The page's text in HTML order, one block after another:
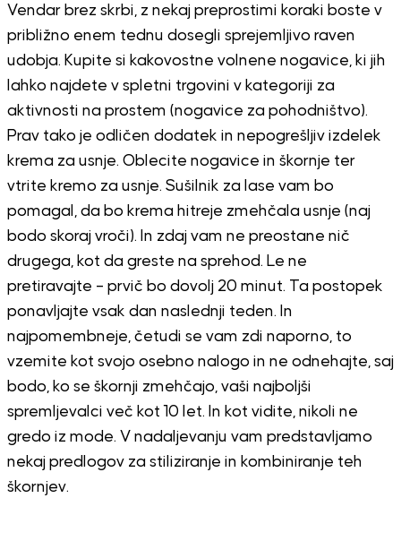
Vendar brez skrbi, z nekaj preprostimi koraki boste v
približno enem tednu dosegli sprejemljivo raven
udobja. Kupite si kakovostne volnene nogavice, ki jih
lahko najdete v spletni trgovini v kategoriji za
aktivnosti na prostem (nogavice za pohodništvo).
Prav tako je odličen dodatek in nepogrešljiv izdelek
krema za usnje. Oblecite nogavice in škornje ter
vtrite kremo za usnje. Sušilnik za lase vam bo
pomagal, da bo krema hitreje zmehčala usnje (naj
bodo skoraj vroči). In zdaj vam ne preostane nič
drugega, kot da greste na sprehod. Le ne
pretiravajte – prvič bo dovolj 20 minut. Ta postopek
ponavljajte vsak dan naslednji teden. In
najpomembneje, četudi se vam zdi naporno, to
vzemite kot svojo osebno nalogo in ne odnehajte, saj
bodo, ko se škornji zmehčajo, vaši najboljši
spremljevalci več kot 10 let. In kot vidite, nikoli ne
gredo iz mode. V nadaljevanju vam predstavljamo
nekaj predlogov za stiliziranje in kombiniranje teh
škornjev.